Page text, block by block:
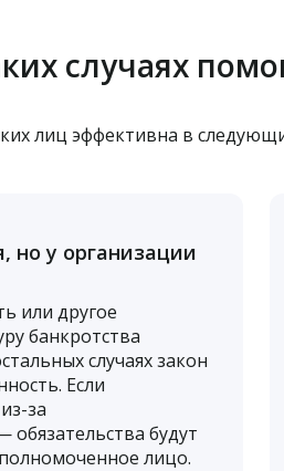
случаях
лиц эффективна в
но у организации
или другое
банкротства
случаях закон
Если
за
будут
лицо.